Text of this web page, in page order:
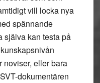
vill locka nya
spännande
själva kan testa på
noviser, eller bara
dokumentären